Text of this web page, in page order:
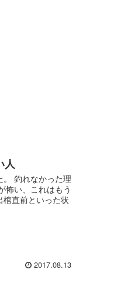
人
釣れなかった理
怖い、これはもう
直前といった状
2017.08.13